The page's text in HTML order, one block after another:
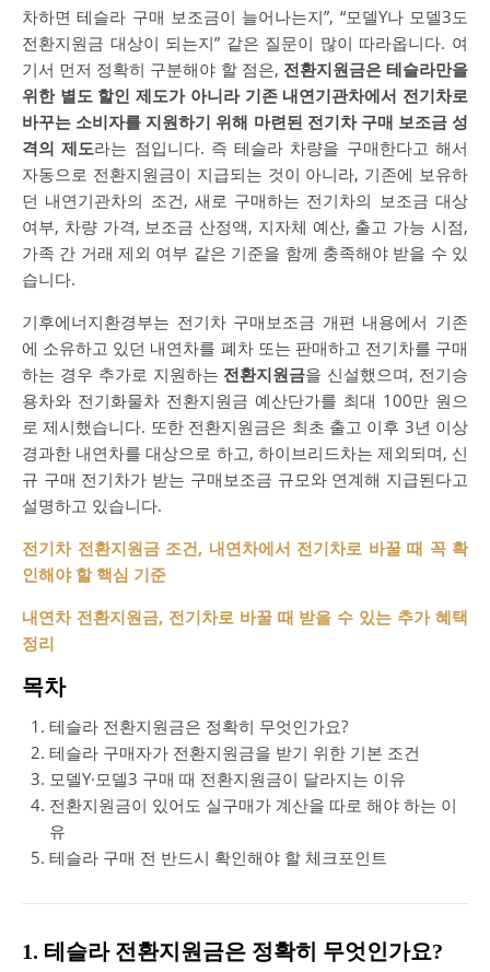
차하면 테슬라 구매 보조금이 늘어나는지”, “모델Y나 모델3도
전환지원금 대상이 되는지” 같은 질문이 많이 따라옵니다. 여
기서 먼저 정확히 구분해야 할 점은, 전환지원금은 테슬라만을
위한 별도 할인 제도가 아니라 기존 내연기관차에서 전기차로
바꾸는 소비자를 지원하기 위해 마련된 전기차 구매 보조금 성
격의 제도라는 점입니다. 즉 테슬라 차량을 구매한다고 해서
자동으로 전환지원금이 지급되는 것이 아니라, 기존에 보유하
던 내연기관차의 조건, 새로 구매하는 전기차의 보조금 대상
여부, 차량 가격, 보조금 산정액, 지자체 예산, 출고 가능 시점,
가족 간 거래 제외 여부 같은 기준을 함께 충족해야 받을 수 있
습니다.
기후에너지환경부는 전기차 구매보조금 개편 내용에서 기존
에 소유하고 있던 내연차를 폐차 또는 판매하고 전기차를 구매
하는 경우 추가로 지원하는 전환지원금을 신설했으며, 전기승
용차와 전기화물차 전환지원금 예산단가를 최대 100만 원으
로 제시했습니다. 또한 전환지원금은 최초 출고 이후 3년 이상
경과한 내연차를 대상으로 하고, 하이브리드차는 제외되며, 신
규 구매 전기차가 받는 구매보조금 규모와 연계해 지급된다고
설명하고 있습니다.
전기차 전환지원금 조건, 내연차에서 전기차로 바꿀 때 꼭 확
인해야 할 핵심 기준
내연차 전환지원금, 전기차로 바꿀 때 받을 수 있는 추가 혜택
정리
목차
테슬라 전환지원금은 정확히 무엇인가요?
테슬라 구매자가 전환지원금을 받기 위한 기본 조건
모델Y·모델3 구매 때 전환지원금이 달라지는 이유
전환지원금이 있어도 실구매가 계산을 따로 해야 하는 이
유
테슬라 구매 전 반드시 확인해야 할 체크포인트
1. 테슬라 전환지원금은 정확히 무엇인가요?